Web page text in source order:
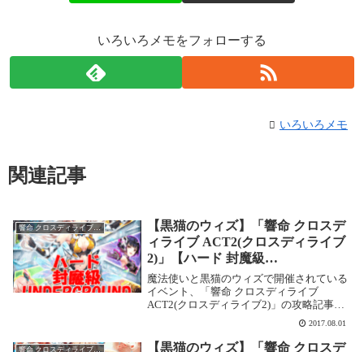
いろいろメモをフォローする
いろいろメモ
関連記事
響命 クロスディライブ ACT2(クロスディライブ2)
【黒猫のウィズ】「響命 クロスデ
ィライブ ACT2(クロスディライブ
2)」【ハード 封魔級
UNDERGROUND】攻略情報！
魔法使いと黒猫のウィズで開催されている
イベント、「響命 クロスディライブ
ACT2(クロスディライブ2)」の攻略記事で
UNDERGROUND】を攻略します。響命 ク
ロスディライブ ACT2(クロスディライブ
2017.08.01
響命 クロスディライブ ACT2(クロスディライブ2)
【黒猫のウィズ】「響命 クロスデ